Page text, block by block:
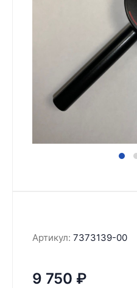
Артикул: 7373139-00
9 750 ₽